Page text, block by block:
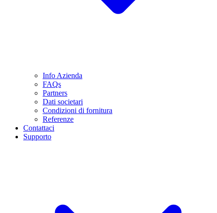
Info Azienda
FAQs
Partners
Dati societari
Condizioni di fornitura
Referenze
Contattaci
Supporto